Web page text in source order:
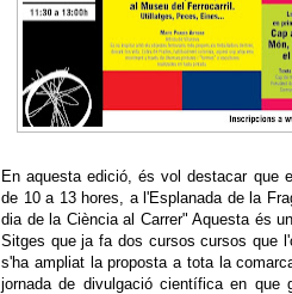
En aquesta edició, és vol destacar que
de 10 a 13 hores, a l'Esplanada de la
dia de la Ciència al Carrer" Aquesta és
Sitges que ja fa dos cursos cursos que
s'ha ampliat la proposta a tota la
jornada de divulgació científica en que